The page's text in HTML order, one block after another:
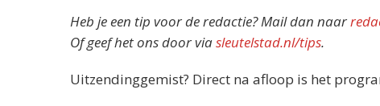
Heb je een tip voor de redactie? Mail dan naar
Of geef het ons door viasleutelstad.nl/tips.
Uitzendinggemist? Direct na afloop is het